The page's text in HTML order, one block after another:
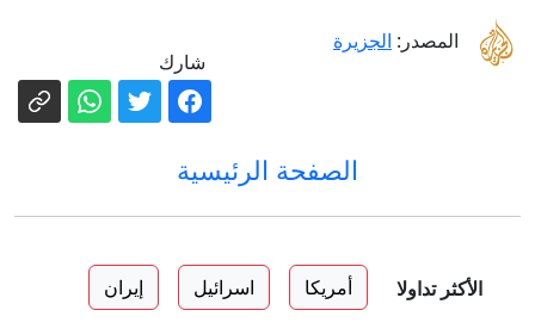
المصدر: الجزيرة
شارك
الصفحة الرئيسية
الأكثر تداولا أمريكا اسرائيل إيران